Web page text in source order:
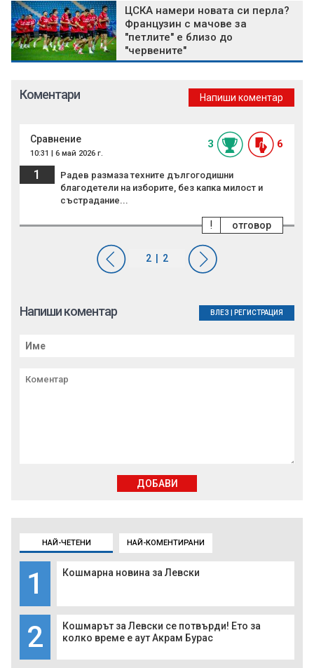
НАЙ-ЧЕТЕНИ НАЙ-КОМЕНТИРАНИ
1 Кошмарна новина за Левски
2
Кошмарът за Левски се потвърди! Ето за
колко време е аут Акрам Бурас
ЦСКА намери новата си перла?
Французин с мачове за
"петлите" е близо до
"червените"
Коментари Напиши коментар
Сравнение
10:31 | 6 май 2026 г.
3 6
1
Радев размаза техните дългогодишни
благодетели на изборите, без капка милост и
състрадание...
отговор
!
Напиши коментар ВЛЕЗ РЕГИСТРАЦИЯ
ДОБАВИ